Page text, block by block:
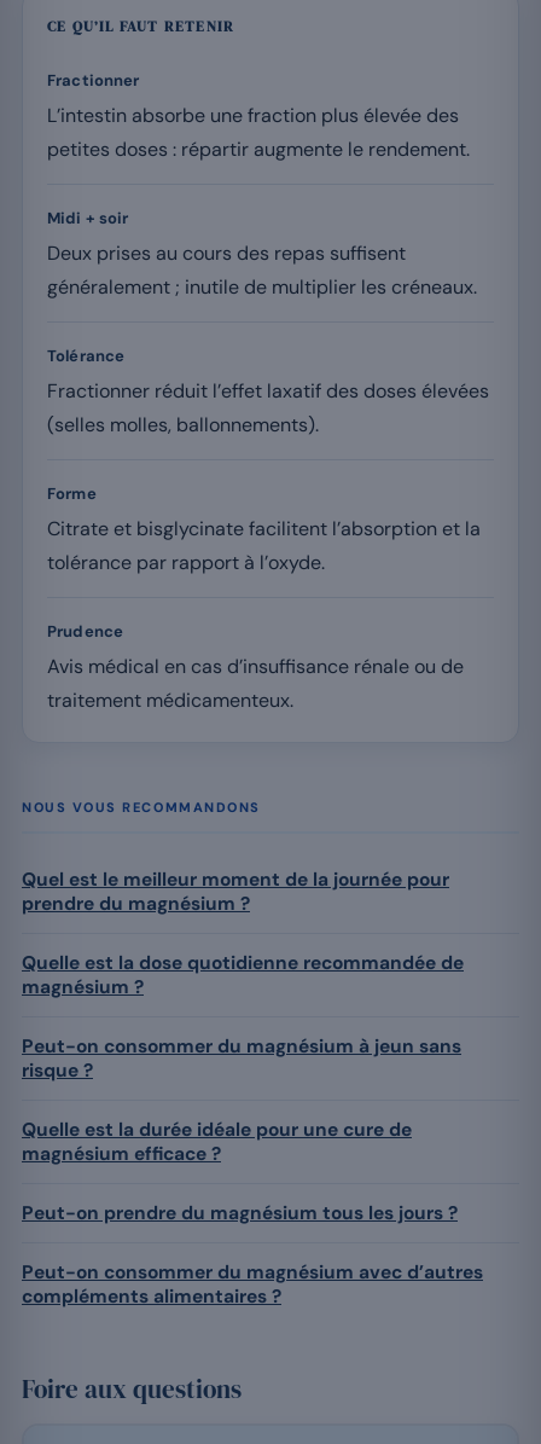
CE QU’IL FAUT RETENIR
Fractionner
L’intestin absorbe une fraction plus élevée des
petites doses : répartir augmente le rendement.
Midi + soir
Deux prises au cours des repas suffisent
généralement ; inutile de multiplier les créneaux.
Tolérance
Fractionner réduit l’effet laxatif des doses élevées
(selles molles, ballonnements).
Forme
Citrate et bisglycinate facilitent l’absorption et la
tolérance par rapport à l’oxyde.
Prudence
Avis médical en cas d’insuffisance rénale ou de
traitement médicamenteux.
NOUS VOUS RECOMMANDONS
Quel est le meilleur moment de la journée pour
prendre du magnésium ?
Quelle est la dose quotidienne recommandée de
magnésium ?
Peut-on consommer du magnésium à jeun sans
risque ?
Quelle est la durée idéale pour une cure de
magnésium efficace ?
Peut-on prendre du magnésium tous les jours ?
Peut-on consommer du magnésium avec d’autres
compléments alimentaires ?
Foire aux questions